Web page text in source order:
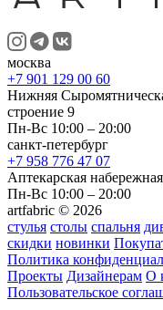
москва
+7 901 129 00 60
Нижняя
строение 9
Пн-Вс 10:00 – 20:00
санкт-петербург
+7 958 776 47 07
Аптекарская
Пн-Вс 10:00 – 20:00
artfabric © 2026
стулья столы спальня
скидки новинки
Политика
Проекты Дизайнерам О
Пользовательское